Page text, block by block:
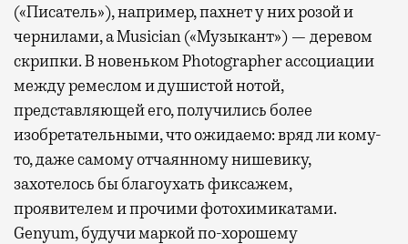
(«Писатель»), например, пахнет у них розой и
чернилами, а Musician («Музыкант») — деревом
скрипки. В новеньком Photographer ассоциации
между ремеслом и душистой нотой,
представляющей его, получились более
изобретательными, что ожидаемо: вряд ли кому-
то, даже самому отчаянному нишевику,
захотелось бы благоухать фиксажем,
проявителем и прочими фотохимикатами.
Genyum, будучи маркой по-хорошему